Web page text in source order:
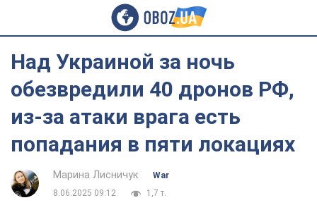
Над Украиной за ночь
обезвредили 40 дронов РФ,
из-за атаки врага есть
попадания в пяти локациях
Марина Лисничук
War
8.06.2025 09:12
1,7 т.